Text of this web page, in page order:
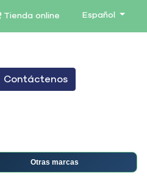
Tienda online Español
BLOG
Contáctenos
Otras marcas